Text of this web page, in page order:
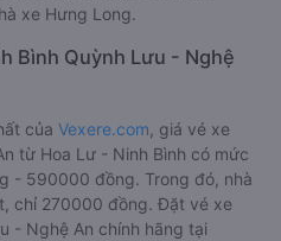
xe Hưng Long.
Bình Quỳnh Lưu - Nghệ
của Vexere.com , giá vé xe
từ Hoa Lư - Ninh Bình có mức
- 590000 đồng. Trong đó, nhà
chỉ 270000 đồng. Đặt vé xe
- Nghệ An chính hãng tại